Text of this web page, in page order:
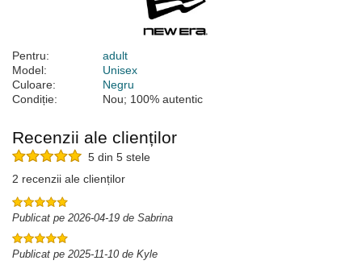
Pentru:
adult
Model:
Unisex
Culoare:
Negru
Condiție:
Nou; 100% autentic
Recenzii ale clienților
5 din 5 stele
2 recenzii ale clienților
Publicat pe 2026-04-19 de Sabrina
Publicat pe 2025-11-10 de Kyle